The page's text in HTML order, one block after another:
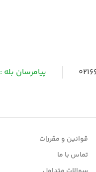
پیامرسان بله :
قوانین و مقررات
تماس با ما